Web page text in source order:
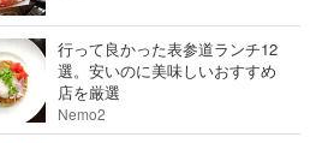
行って良かった表参道ランチ12
選。安いのに美味しいおすすめ
店を厳選
Nemo2